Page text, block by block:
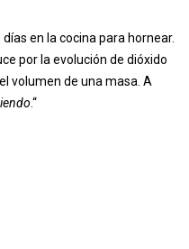
en la cocina para hornear.
por la evolución de dióxido
volumen de una masa. A
.“